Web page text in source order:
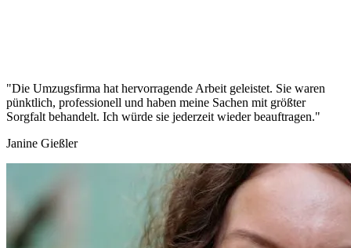
"Die Umzugsfirma hat hervorragende Arbeit geleistet. Sie waren
pünktlich, professionell und haben meine Sachen mit größter
Sorgfalt behandelt. Ich würde sie jederzeit wieder beauftragen."
Janine Gießler